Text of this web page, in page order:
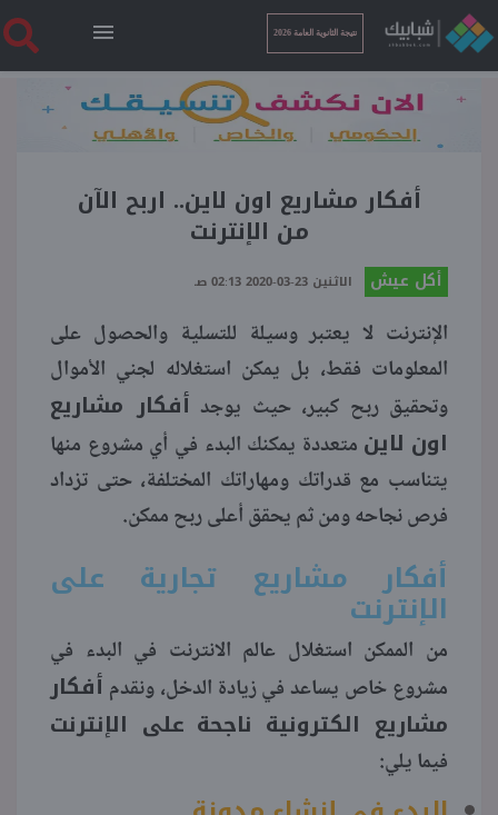
نتيجة الثانوية العامة 2026
الرئيسية
نتيجة الثانوية العامة 2026
فنجان قهوة
بوابة الطلبة
ملفات
أفكار مشاريع اون لاين.. اربح الآن
من الإنترنت
أكل عيش الاثنين 23-03-2020 02:13 صـ
الإنترنت لا يعتبر وسيلة للتسلية والحصول على
المعلومات فقط، بل يمكن استغلاله لجني الأموال
وتحقيق ربح كبير، حيث يوجد أفكار مشاريع
اون لاين متعددة يمكنك البدء في أي مشروع منها
يتناسب مع قدراتك ومهاراتك المختلفة، حتى تزداد
فرص نجاحه ومن ثم يحقق أعلى ربح ممكن.
أفكار مشاريع تجارية على
الإنترنت
من الممكن استغلال عالم الانترنت في البدء في
مشروع خاص يساعد في زيادة الدخل، ونقدم أفكار
مشاريع الكترونية ناجحة على الإنترنت
فيما يلي: